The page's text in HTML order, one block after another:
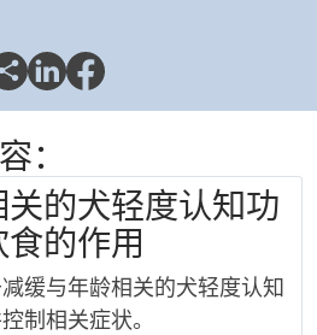
：
的犬轻度认知功
的作用
缓与年龄相关的犬轻度认知
制相关症状。